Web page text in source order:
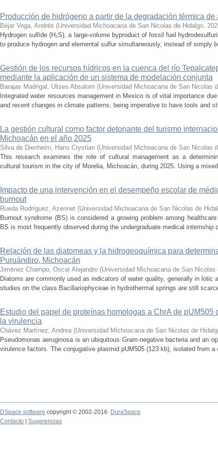
Producción de hidrógeno a partir de la degradación térmica
Béjar Vega, Andrés (Universidad Michoacana de San Nicolas de Hidalgo,
Hydrogen sulfide (H₂S), a large-volume byproduct of fossil fuel
to produce hydrogen and elemental sulfur simultaneously, instead of simply
Gestión de los recursos hídricos en la cuenca del río
mediante la aplicación de un sistema de modelación conjunta
Barajas Madrigal, Ulises Absalom (Universidad Michoacana de San Nicolas
Integrated water resources management in Mexico is of vital importance
and recent changes in climate patterns, being imperative to have tools and
La gestión cultural como factor detonante del turismo
Michoacán en el año 2025
Silva de Dienheim, Hans Crystian (Universidad Michoacana de San Nicolas
This research examines the role of cultural management as a
cultural tourism in the city of Morelia, Michoacán, during 2025. Using a
Impacto de una intervención en el desempeño escolar de
burnout
Rueda Rodríguez, Azennet (Universidad Michoacana de San Nicolas de
Burnout syndrome (BS) is considered a growing problem among
BS is most frequently observed during the undergraduate medical
Relación de las diatomeas y la hidrogeoquímica para
Puruándiro, Michoacán
Jiménez Champo, Oscar Alejandro (Universidad Michoacana de San Nicolas
Diatoms are commonly used as indicators of water quality, generally in
studies on the class Bacillariophyceae in hydrothermal springs are still
Estudio del papel de proteínas homologas a ChrA de
la virulencia
Chávez Martínez, Andrea (Universidad Michoacana de San Nicolas de
Pseudomonas aeruginosa is an ubiquitous Gram-negative bacteria and an
virulence factors. The conjugative plasmid pUM505 (123 kb), isolated from
DSpace software copyright © 2002-2016
DuraSpace
Contacto
Sugerencias